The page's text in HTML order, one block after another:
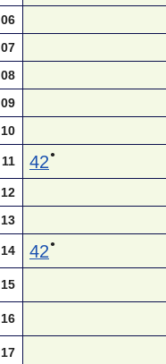
06
07
08
09
10
11 42 ●
12
13
14 42 ●
15
16
17